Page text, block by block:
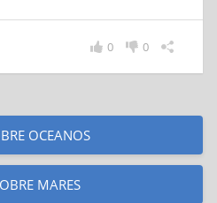
0
0
OCEANOS
MARES